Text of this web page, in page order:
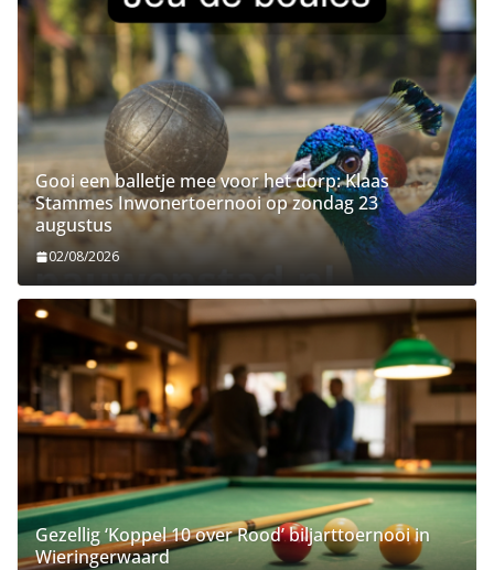
Gooi een balletje mee voor het dorp: Klaas
Stammes Inwonertoernooi op zondag 23
augustus
02/08/2026
Gezellig ‘Koppel 10 over Rood’ biljarttoernooi in
Wieringerwaard